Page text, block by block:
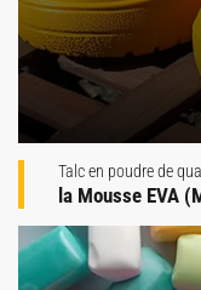
Talc en poudre de
la Mousse EVA